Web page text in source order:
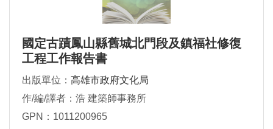
國定古蹟鳳山縣舊城北門段及鎮福社修復
工程工作報告書
出版單位： 高雄市政府文化局
作/編/譯者：浩 建築師事務所
GPN：1011200965